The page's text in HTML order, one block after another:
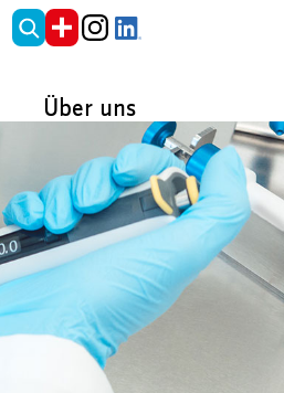
Über uns